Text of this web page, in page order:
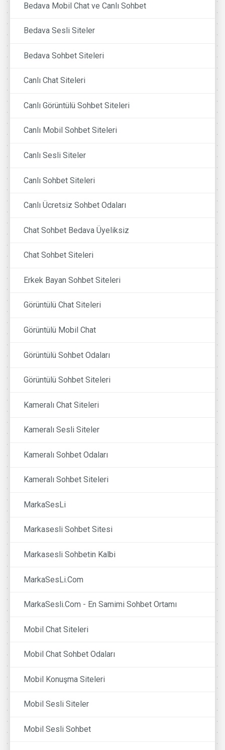
Bedava Mobil Chat ve Canlı Sohbet
Bedava Sesli Siteler
Bedava Sohbet Siteleri
Canlı Chat Siteleri
Canlı Görüntülü Sohbet Siteleri
Canlı Mobil Sohbet Siteleri
Canlı Sesli Siteler
Canlı Sohbet Siteleri
Canlı Ücretsiz Sohbet Odaları
Chat Sohbet Bedava Üyeliksiz
Chat Sohbet Siteleri
Erkek Bayan Sohbet Siteleri
Görüntülü Chat Siteleri
Görüntülü Mobil Chat
Görüntülü Sohbet Odaları
Görüntülü Sohbet Siteleri
Kameralı Chat Siteleri
Kameralı Sesli Siteler
Kameralı Sohbet Odaları
Kameralı Sohbet Siteleri
MarkaSesLi
Markasesli Sohbet Sitesi
Markasesli Sohbetin Kalbi
MarkaSesLi.Com
MarkaSesli.Com - En Samimi Sohbet Ortamı
Mobil Chat Siteleri
Mobil Chat Sohbet Odaları
Mobil Konuşma Siteleri
Mobil Sesli Siteler
Mobil Sesli Sohbet